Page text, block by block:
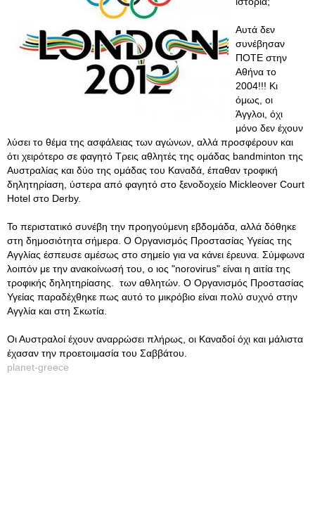
Αυτά δεν
συνέβησαν
ΠΟΤΕ στην
Αθήνα το
2004!!! Κι
όμως, οι
Άγγλοι, όχι
μόνο δεν έχουν
λύσει το θέμα της ασφάλειας των αγώνων, αλλά προσφέρουν και
ότι χειρότερο σε φαγητό Τρεις αθλητές της ομάδας bandminton της
Αυστραλίας και δύο της ομάδας του Καναδά, έπαθαν τροφική
δηλητηρίαση, ύστερα από φαγητό στο ξενοδοχείο Mickleover Court
Hotel στο Derby.
Το περιστατικό συνέβη την προηγούμενη εβδομάδα, αλλά δόθηκε
στη δημοσιότητα σήμερα. Ο Οργανισμός Προστασίας Υγείας της
Αγγλίας έσπευσε αμέσως στο σημείο για να κάνει έρευνα. Σύμφωνα
λοιπόν με την ανακοίνωσή του, ο ιος "norovirus" είναι η αιτία της
τροφικής δηλητηρίασης. των αθλητών. Ο Οργανισμός Προστασίας
Υγείας παραδέχθηκε πως αυτό το μικρόβιο είναι πολύ συχνό στην
Αγγλία και στη Σκωτία.
Οι Αυστραλοί έχουν αναρρώσει πλήρως, οι Καναδοί όχι και μάλιστα
έχασαν την προετοιμασία του Σαββάτου.
planet-greece